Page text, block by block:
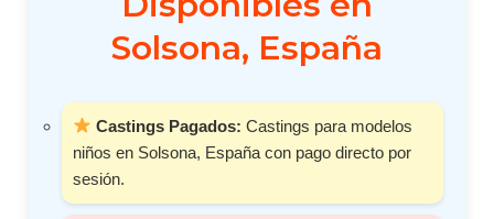
Solsona, España
Castings Pagados: Castings para modelos
niños en Solsona, España con pago directo por
sesión.